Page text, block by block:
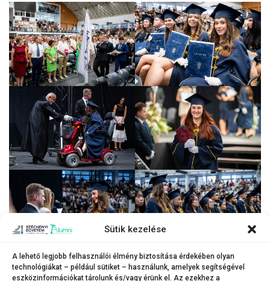
Sütik kezelése
A lehető legjobb felhasználói élmény biztosítása érdekében olyan
technológiákat – például sütiket – használunk, amelyek segítségével
eszközinformációkat tárolunk és/vagy érünk el. Az ezekhez a
Galéria a Kautz Gyula Gazdaságtudományi Kar diplomaátadó